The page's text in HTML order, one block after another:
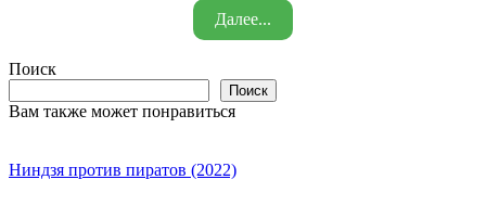
Далее...
Поиск
Поиск
Вам также может понравиться
Ниндзя против пиратов (2022)